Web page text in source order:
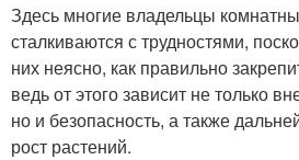
Здесь многие владельцы
сталкиваются с трудностями,
них неясно, как правильно
ведь от этого зависит не только
но и безопасность, а также
рост растений.